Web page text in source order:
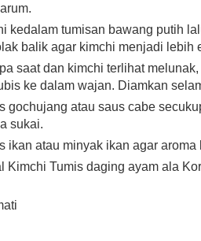
kedalam tumisan bawang putih
balik agar kimchi menjadi lebih
saat dan kimchi terlihat
ke dalam wajan. Diamkan
gochujang atau saus cabe
sukai.
ikan atau minyak ikan agar aroma
Kimchi Tumis daging ayam ala